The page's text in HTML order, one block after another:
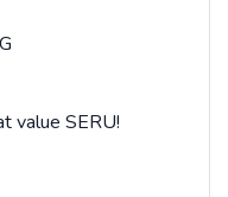
value SERU!